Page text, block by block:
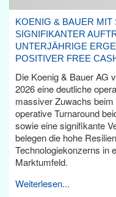
KOENIG & BAUER MIT
SIGNIFIKANTER
UNTERJÄHRIGE
POSITIVER FREE
Die Koenig & Bauer AG
2026 eine deutliche
massiver Zuwachs
operative Turnaround
sowie eine signifikante
belegen die hohe
Technologiekonzerns in
Marktumfeld.
Weiterlesen...